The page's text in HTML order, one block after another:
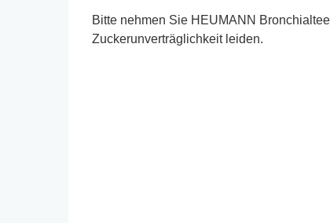
Bitte nehmen Sie HEUMANN
Zuckerunverträglichkeit leiden.